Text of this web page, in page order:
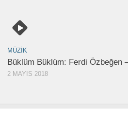
MÜZIK
Büklüm Büklüm: Ferdi Özbeğen
2 MAYIS 2018